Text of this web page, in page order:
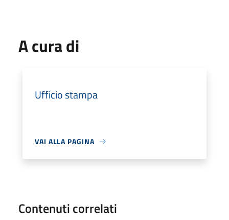
A cura di
Ufficio stampa
VAI ALLA PAGINA
Contenuti correlati